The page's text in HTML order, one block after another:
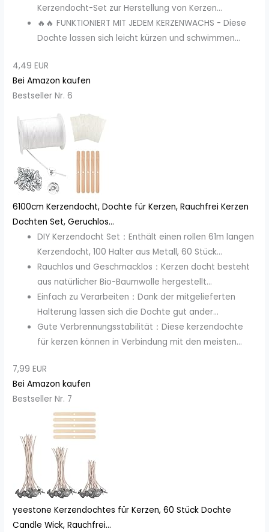
Kerzendocht-Set zur Herstellung von Kerzen...
🔥🔥 FUNKTIONIERT MIT JEDEM KERZENWACHS - Diese
Dochte lassen sich leicht kürzen und schwimmen...
4,49 EUR
Bei Amazon kaufen
Bestseller Nr. 6
6100cm Kerzendocht, Dochte für Kerzen, Rauchfrei Kerzen
Dochten Set, Geruchlos...
DIY Kerzendocht Set：Enthält einen rollen 61m langen
Kerzendocht, 100 Halter aus Metall, 60 Stück...
Rauchlos und Geschmacklos：Kerzen docht besteht
aus natürlicher Bio-Baumwolle hergestellt...
Einfach zu Verarbeiten：Dank der mitgelieferten
Halterung lassen sich die Dochte gut ander...
Gute Verbrennungsstabilität：Diese kerzendochte
für kerzen können in Verbindung mit den meisten...
7,99 EUR
Bei Amazon kaufen
Bestseller Nr. 7
yeestone Kerzendochtes für Kerzen, 60 Stück Dochte
Candle Wick, Rauchfrei...